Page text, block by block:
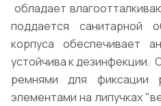
обладает
поддается санитарной
корпуса обеспечивает
устойчива к дезинфекции.
ремнями для фиксации
элементами на липучках